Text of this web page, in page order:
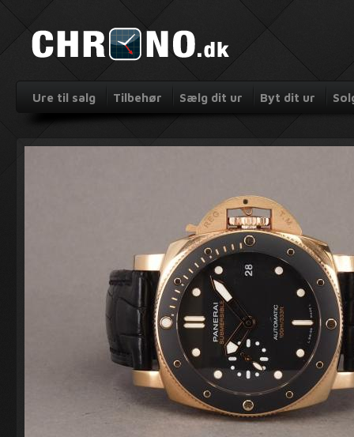
Ure til salg Tilbehør Sælg dit ur Byt dit ur